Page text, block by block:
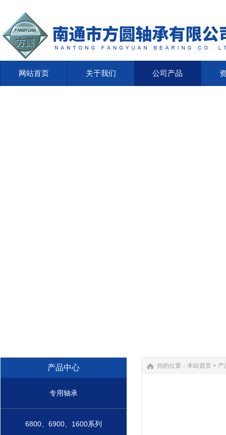
网站首页
网站首页
关于我们
关于我们
公司产品
公司产品
产品中心
专用轴承
6800、6900、1600系列
你的位置： 本站首页 > 产